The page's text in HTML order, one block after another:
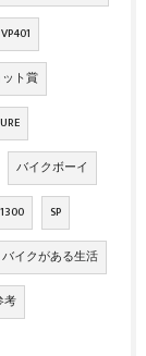
VP401
ト賞
バイクボーイ
1300 SP
バイクがある生活
考